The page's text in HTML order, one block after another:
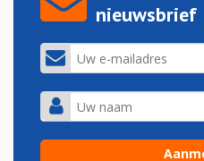
nieuwsbrief